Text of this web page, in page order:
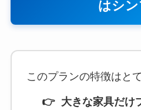
はシ
このプランの特徴はと
大きな家具だけ